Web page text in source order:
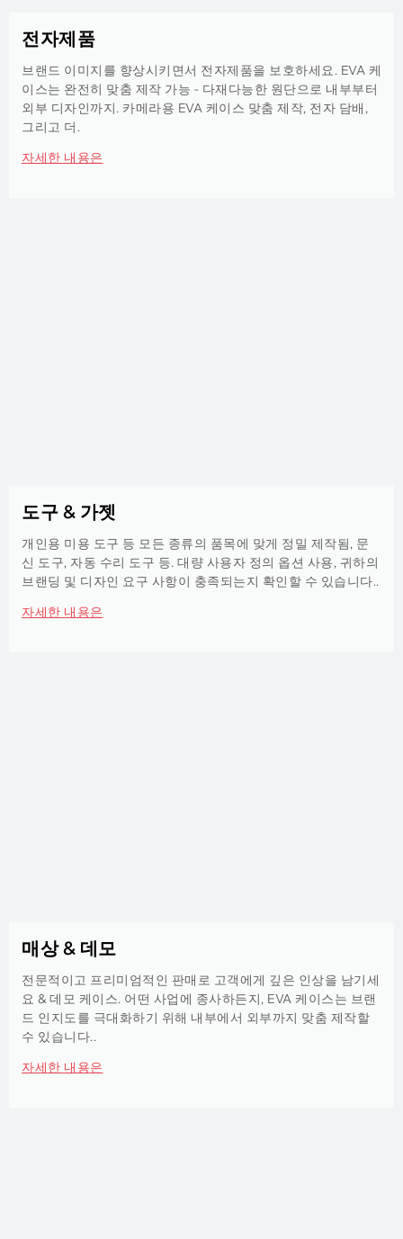
전자제품
브랜드 이미지를 향상시키면서 전자제품을 보호하세요. EVA 케
이스는 완전히 맞춤 제작 가능 - 다재다능한 원단으로 내부부터
외부 디자인까지. 카메라용 EVA 케이스 맞춤 제작, 전자 담배,
그리고 더.
자세한 내용은
도구 & 가젯
개인용 미용 도구 등 모든 종류의 품목에 맞게 정밀 제작됨, 문
신 도구, 자동 수리 도구 등. 대량 사용자 정의 옵션 사용, 귀하의
브랜딩 및 디자인 요구 사항이 충족되는지 확인할 수 있습니다..
자세한 내용은
매상 & 데모
전문적이고 프리미엄적인 판매로 고객에게 깊은 인상을 남기세
요 & 데모 케이스. 어떤 사업에 종사하든지, EVA 케이스는 브랜
드 인지도를 극대화하기 위해 내부에서 외부까지 맞춤 제작할
수 있습니다..
자세한 내용은